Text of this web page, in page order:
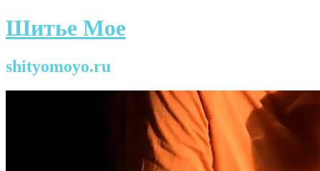
Шитье Мое
shityomoyo.ru